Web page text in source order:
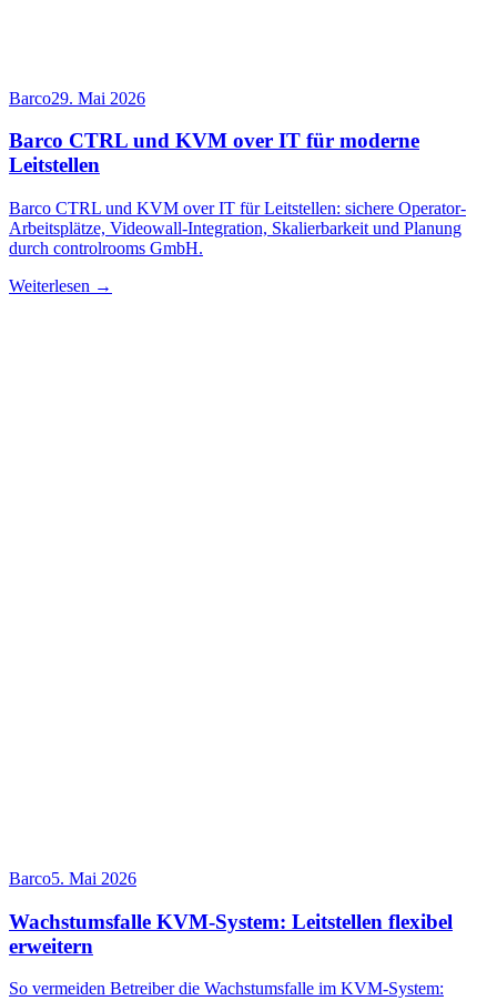
Barco29. Mai 2026
Barco CTRL und KVM over IT für moderne
Leitstellen
Barco CTRL und KVM over IT für Leitstellen: sichere Operator-
Arbeitsplätze, Videowall-Integration, Skalierbarkeit und Planung
durch controlrooms GmbH.
Weiterlesen →
Barco5. Mai 2026
Wachstumsfalle KVM-System: Leitstellen flexibel
erweitern
So vermeiden Betreiber die Wachstumsfalle im KVM-System: